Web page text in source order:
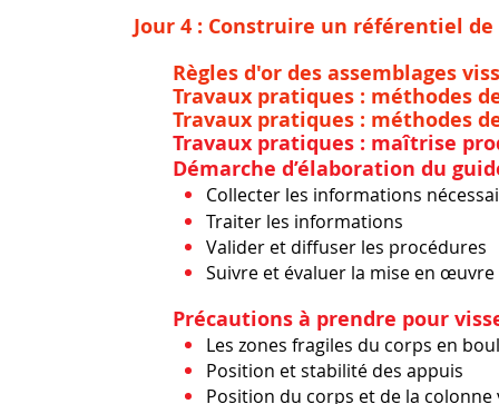
Jour 4 : Construire un référentiel de
Règles d'or des assemblages
Travaux pratiques : méthodes de
Travaux pratiques : méthodes
Travaux pratiques : maîtrise
Démarche d’élaboration du
Collecter les informations
Traiter les informations
Valider et diffuser les procédures
Suivre et évaluer la mise en œuvre
Précautions à prendre pour
Les zones fragiles du corps en
Position et stabilité des appuis
Position du corps et de la